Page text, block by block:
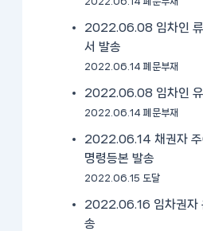
2022.06.08 임차인
서 발송
2022.06.14 폐문부재
2022.06.08 임차인 유
2022.06.14 폐문부재
2022.06.14 채권자
명령등본 발송
2022.06.15 도달
2022.06.16 임차권자
송